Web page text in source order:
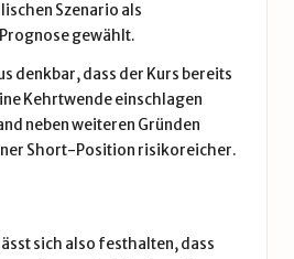
Szenario als
gewählt.
denkbar, dass der Kurs bereits
Kehrtwende einschlagen
neben weiteren Gründen
Short-Position risikoreicher.
sich also festhalten, dass